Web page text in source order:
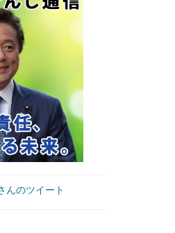
んのツイート